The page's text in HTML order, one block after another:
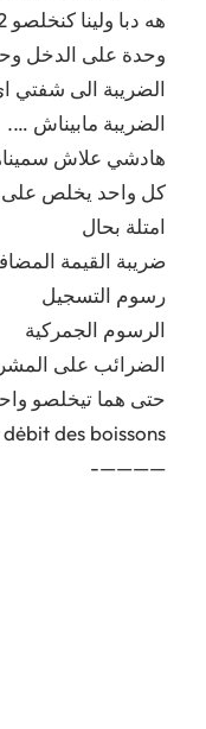
هه دبا ولينا كنخلصو 2 ضرائب ماشي غير وحدة
وحدة على الدخل
الضريبة الى شفتي
الضريبة مابيناش ….
هادشي علاش
كل واحد يخلص على
امتلة بحال
ضريبة القيمة
رسوم التسجيل
الرسوم الجمركية
الضرائب على
حتى هما تيخلصو
des boissons
————-